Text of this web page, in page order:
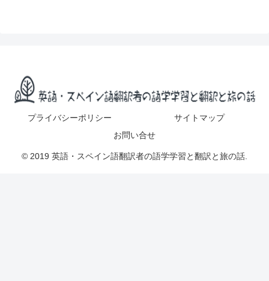
プライバシーポリシー
サイトマップ
お問い合せ
© 2019 英語・スペイン語翻訳者の語学学習と翻訳と旅の話.